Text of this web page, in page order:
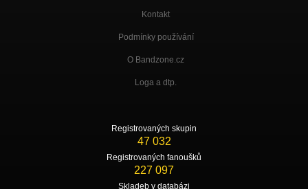
Kontakt
Podmínky používání
O Bandzone.cz
Loga a dtp.
Registrovaných skupin
47 032
Registrovaných fanoušků
227 097
Skladeb v databázi